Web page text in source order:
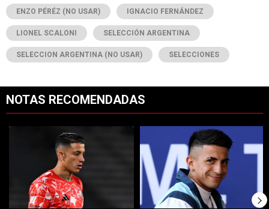
ENZO PÉRÉZ (NO USAR) IGNACIO FERNÁNDEZ
LIONEL SCALONI SELECCIÓN ARGENTINA
SELECCION ARGENTINA (NO USAR) SELECCIONES
NOTAS RECOMENDADAS
Un artículo de tendencia con el título "Kevin Castaño se va de
Un artículo de tendencia con el